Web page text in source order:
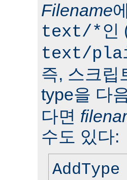
Filename
text/*인
text/
즉, 스크립
type을 다
다면
수도 있다: